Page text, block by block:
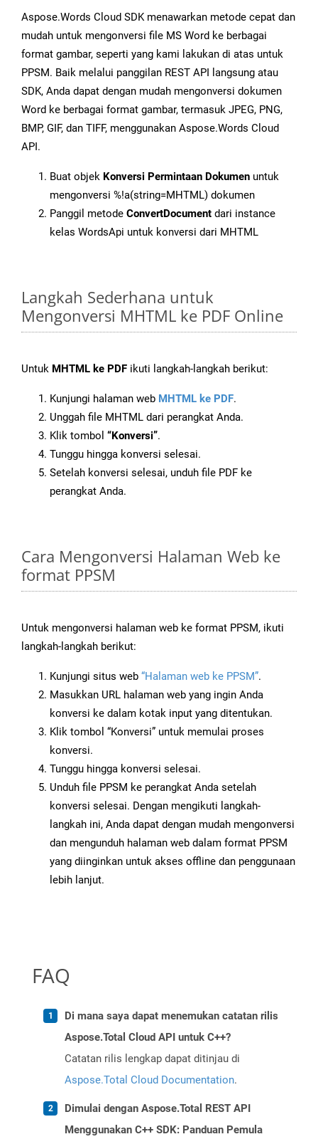
Aspose.Words Cloud SDK menawarkan metode cepat dan
mudah untuk mengonversi file MS Word ke berbagai
format gambar, seperti yang kami lakukan di atas untuk
PPSM. Baik melalui panggilan REST API langsung atau
SDK, Anda dapat dengan mudah mengonversi dokumen
Word ke berbagai format gambar, termasuk JPEG, PNG,
BMP, GIF, dan TIFF, menggunakan Aspose.Words Cloud
API.
Buat objek Konversi Permintaan Dokumen untuk
mengonversi %!a(string=MHTML) dokumen
Panggil metode ConvertDocument dari instance
kelas WordsApi untuk konversi dari MHTML
Langkah Sederhana untuk
Mengonversi MHTML ke PDF Online
Untuk MHTML ke PDF ikuti langkah-langkah berikut:
Kunjungi halaman web MHTML ke PDF.
Unggah file MHTML dari perangkat Anda.
Klik tombol “Konversi”.
Tunggu hingga konversi selesai.
Setelah konversi selesai, unduh file PDF ke
perangkat Anda.
Cara Mengonversi Halaman Web ke
format PPSM
Untuk mengonversi halaman web ke format PPSM, ikuti
langkah-langkah berikut:
Kunjungi situs web “Halaman web ke PPSM”.
Masukkan URL halaman web yang ingin Anda
konversi ke dalam kotak input yang ditentukan.
Klik tombol “Konversi” untuk memulai proses
konversi.
Tunggu hingga konversi selesai.
Unduh file PPSM ke perangkat Anda setelah
konversi selesai. Dengan mengikuti langkah-
langkah ini, Anda dapat dengan mudah mengonversi
dan mengunduh halaman web dalam format PPSM
yang diinginkan untuk akses offline dan penggunaan
lebih lanjut.
FAQ
Di mana saya dapat menemukan catatan rilis
Aspose.Total Cloud API untuk C++?
Catatan rilis lengkap dapat ditinjau di
Aspose.Total Cloud Documentation.
Dimulai dengan Aspose.Total REST API
Menggunakan C++ SDK: Panduan Pemula